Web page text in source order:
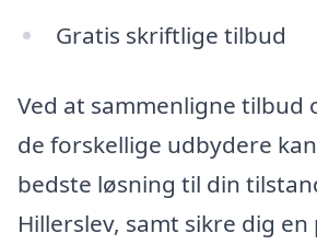
Gratis skriftlige tilbud
Ved at sammenligne tilbud
de forskellige udbydere
bedste løsning til din
Hillerslev, samt sikre dig